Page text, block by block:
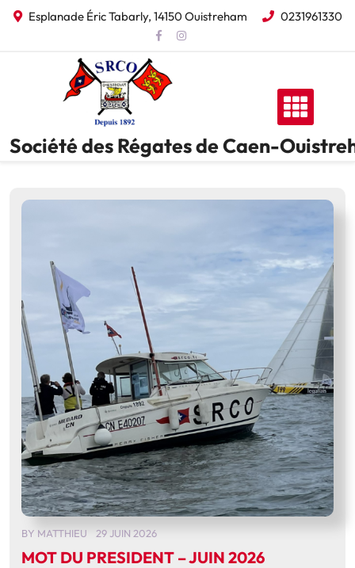
Skip Esplanade Éric Tabarly, 14150 Ouistreham 0231961330
Société des Régates de Caen-
BY MATTHIEU 29 JUIN 2026
MOT DU PRESIDENT – JUIN 2026